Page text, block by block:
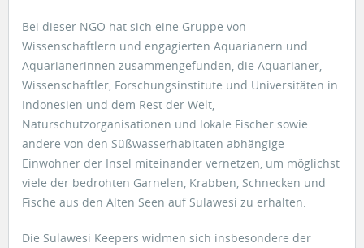
Bei dieser NGO hat sich eine Gruppe von
Wissenschaftlern und engagierten Aquarianern und
Aquarianerinnen zusammengefunden, die Aquarianer,
Wissenschaftler, Forschungsinstitute und Universitäten in
Indonesien und dem Rest der Welt,
Naturschutzorganisationen und lokale Fischer sowie
andere von den Süßwasserhabitaten abhängige
Einwohner der Insel miteinander vernetzen, um möglichst
viele der bedrohten Garnelen, Krabben, Schnecken und
Fische aus den Alten Seen auf Sulawesi zu erhalten.
Die Sulawesi Keepers widmen sich insbesondere der